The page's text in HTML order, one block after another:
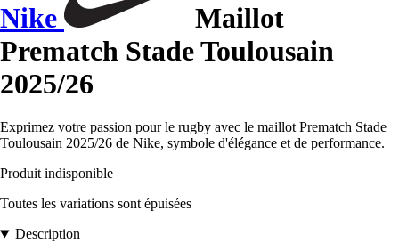
Nike
Maillot
Prematch Stade Toulousain
2025/26
Exprimez votre passion pour le rugby avec le maillot Prematch Stade
Toulousain 2025/26 de Nike, symbole d'élégance et de performance.
Produit indisponible
Toutes les variations sont épuisées
Description